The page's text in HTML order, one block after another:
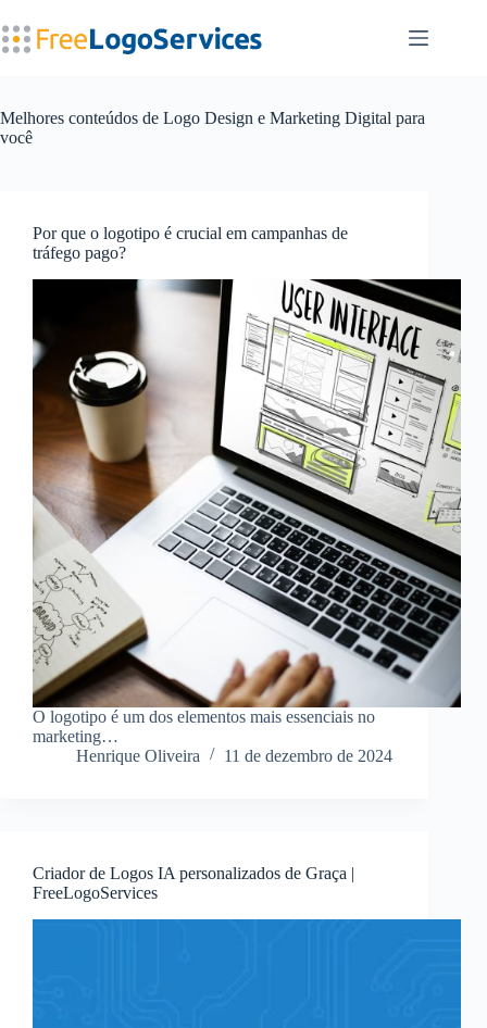
para
o
Melhores conteúdos de Logo Design e Marketing Digital para
você
Por que o logotipo é crucial em campanhas de
tráfego pago?
O logotipo é um dos elementos mais essenciais no
marketing…
Henrique Oliveira
11 de dezembro de 2024
Criador de Logos IA personalizados de Graça |
FreeLogoServices